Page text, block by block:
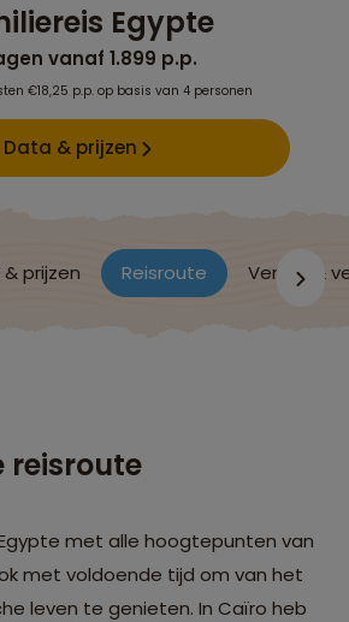
Egypte
vanaf 1.899 p.p.
€18,25 p.p. op basis van 4 personen
Data & prijzen
prijzen Reisroute Verblijf &
reisroute
met alle hoogtepunten van
met voldoende tijd om van het
leven te genieten. In Caïro heb